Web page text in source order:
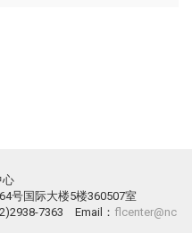
心
号国际大楼5楼360507室
7363 Email： flcenter@nc